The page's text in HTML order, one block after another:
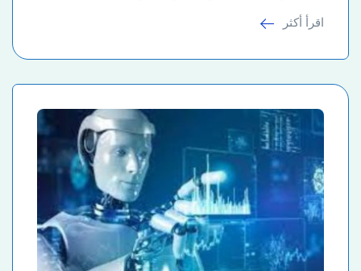
اقرأ أكثر